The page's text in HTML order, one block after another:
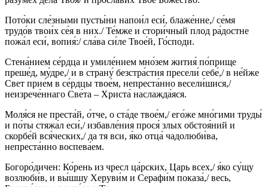
Пото́ки сле́зными пусты́ни напои́л еси́, блаже́нне,/ се́мя
трудо́в твои́х се́я в них./ Те́мже и стори́чный плод ра́достне
пожа́л еси́, вопия́:/ сла́ва си́ле Твое́й, Го́споди.
Стена́нием се́рдца и умиле́нием мно́зем жития́ по́прище
преше́д, му́дре,/ и в страну́ безстра́стия пресели́ себе́,/ в не́йже
Свет прие́м в се́рдцы твое́м, непреста́нно весели́шися,/
неизрече́ннаго Све́та – Христа́ наслажда́яся.
Моля́ся не преста́й, о́тче, о ста́де твое́м,/ его́же мно́гими труды́
и по́ты стяжа́л еси́,/ избавле́ния прося́ злых обстоя́ний и
скорбе́й вся́ческих,/ да тя вси, я́ко отца́ чадолюби́ва,
непреста́нно воспева́ем.
Богоро́дичен: Ко́рень из чресл ца́рских, Царь всех,/ я́ко су́щу
возлюби́в, и вы́шшу Херуви́м и Серафи́м показа́,/ весь,